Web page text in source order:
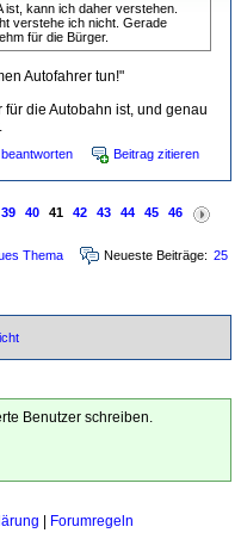
kann ich daher verstehen.
verstehe ich nicht. Gerade
für die Bürger.
Autofahrer tun!"
die Autobahn ist, und genau
Beitrag zitieren
39 40 41 42 43 44 45 46
Thema Neueste Beiträge: 25
Benutzer schreiben.
Forumregeln